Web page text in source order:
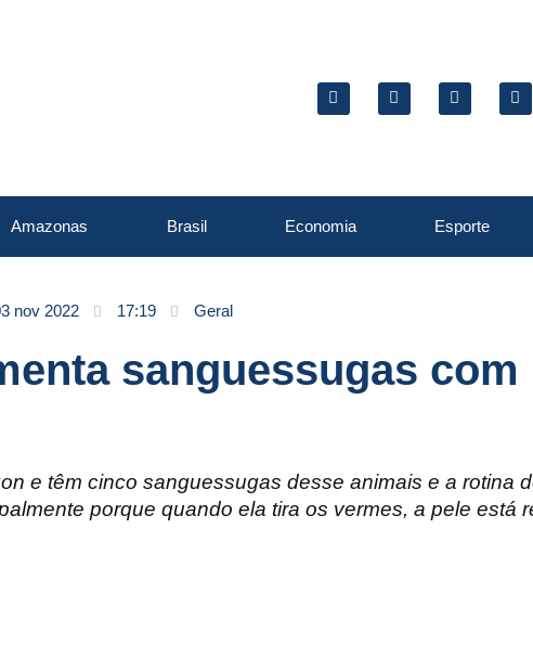
Amazonas Brasil Economia Esporte
nov 2022 17:19 Geral
sanguessugas
e têm cinco sanguessugas desse animais e a rotina
porque quando ela tira os vermes, a pele está